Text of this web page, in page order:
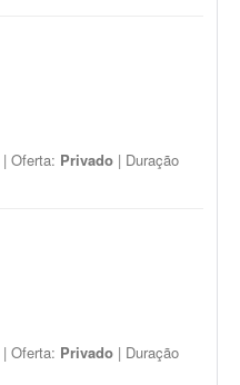
| Oferta: Privado | Duração
| Oferta: Privado | Duração